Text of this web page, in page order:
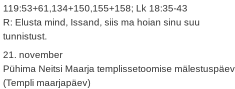
119:53+61,134+150,155+158; Lk 18:35-43
R: Elusta mind, Issand, siis ma hoian sinu suu
tunnistust.
21. november
Pühima Neitsi Maarja templissetoomise mälestuspäev
(Templi maarjapäev)